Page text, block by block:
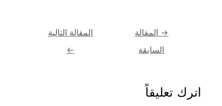
المقالات
→ المقالة
السابقة
المقالة التالية
←
اترك تعليقاً